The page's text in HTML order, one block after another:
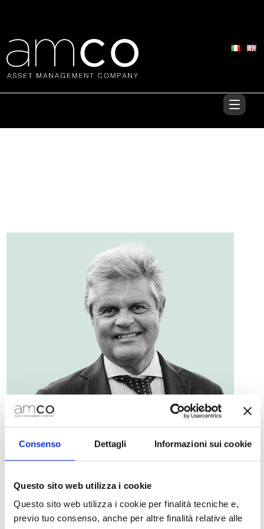
Consenso Dettagli Informazioni sui cookie
Questo sito web utilizza i cookie
Questo sito web utilizza i cookie per finalità tecniche e,
previo tuo consenso, anche per altre finalità relative alle